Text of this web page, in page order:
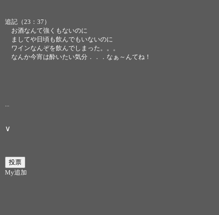
追記（23：37）
お酒なんて強くもないのに
ましてや日頃も飲んでもいないのに
ワインなんぞを飲んでしまった。。。
なんか今宵は酔いたい気分．．．なぁ～んてね！
...
∨
My追加